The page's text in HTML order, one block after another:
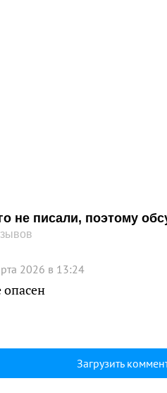
не писали, поэтому
2026 в 13:24
опасен
Загрузить